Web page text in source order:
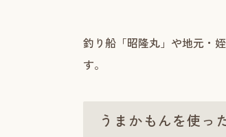
釣り船「昭隆丸」や地元・
す。
うまかもんを使っ